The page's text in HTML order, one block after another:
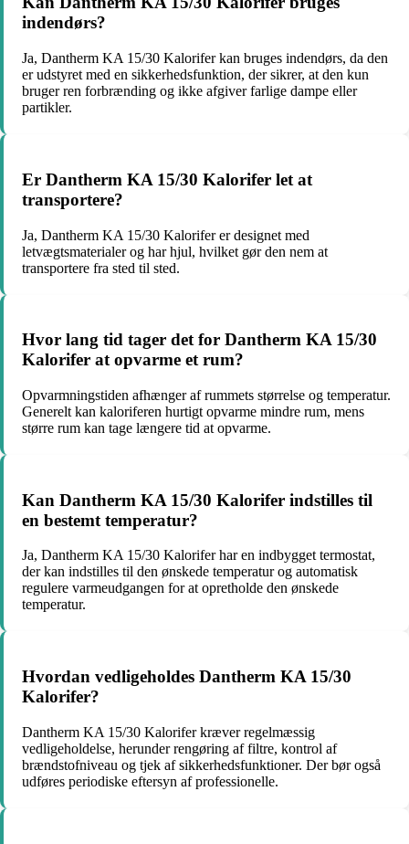
indendørs?
Ja, Dantherm KA 15/30 Kalorifer kan bruges indendørs, da den
er udstyret med en sikkerhedsfunktion, der sikrer, at den kun
bruger ren forbrænding og ikke afgiver farlige dampe eller
partikler.
Er Dantherm KA 15/30 Kalorifer let at
transportere?
Ja, Dantherm KA 15/30 Kalorifer er designet med
letvægtsmaterialer og har hjul, hvilket gør den nem at
transportere fra sted til sted.
Hvor lang tid tager det for Dantherm KA 15/30
Kalorifer at opvarme et rum?
Opvarmningstiden afhænger af rummets størrelse og temperatur.
Generelt kan kaloriferen hurtigt opvarme mindre rum, mens
større rum kan tage længere tid at opvarme.
Kan Dantherm KA 15/30 Kalorifer indstilles til
en bestemt temperatur?
Ja, Dantherm KA 15/30 Kalorifer har en indbygget termostat,
der kan indstilles til den ønskede temperatur og automatisk
regulere varmeudgangen for at opretholde den ønskede
temperatur.
Hvordan vedligeholdes Dantherm KA 15/30
Kalorifer?
Dantherm KA 15/30 Kalorifer kræver regelmæssig
vedligeholdelse, herunder rengøring af filtre, kontrol af
brændstofniveau og tjek af sikkerhedsfunktioner. Der bør også
udføres periodiske eftersyn af professionelle.